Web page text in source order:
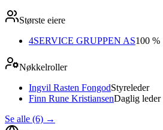
Største eiere
4SERVICE GRUPPEN AS100 %
Nøkkelroller
Ingvil Rasten FongodStyreleder
Finn Rune KristiansenDaglig leder
Se alle (6) →